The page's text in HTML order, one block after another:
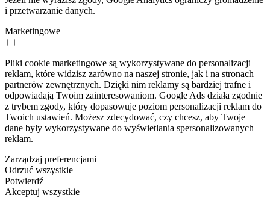
i przetwarzanie danych.
Marketingowe
Pliki cookie marketingowe są wykorzystywane do personalizacji
reklam, które widzisz zarówno na naszej stronie, jak i na stronach
partnerów zewnętrznych. Dzięki nim reklamy są bardziej trafne i
odpowiadają Twoim zainteresowaniom. Google Ads działa zgodnie
z trybem zgody, który dopasowuje poziom personalizacji reklam do
Twoich ustawień. Możesz zdecydować, czy chcesz, aby Twoje
dane były wykorzystywane do wyświetlania spersonalizowanych
reklam.
Zarządzaj preferencjami
Odrzuć wszystkie
Potwierdź
Akceptuj wszystkie